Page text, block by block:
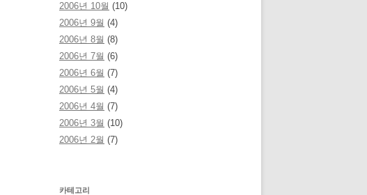
2006년 10월 (10)
2006년 9월 (4)
2006년 8월 (8)
2006년 7월 (6)
2006년 6월 (7)
2006년 5월 (4)
2006년 4월 (7)
2006년 3월 (10)
2006년 2월 (7)
카테고리